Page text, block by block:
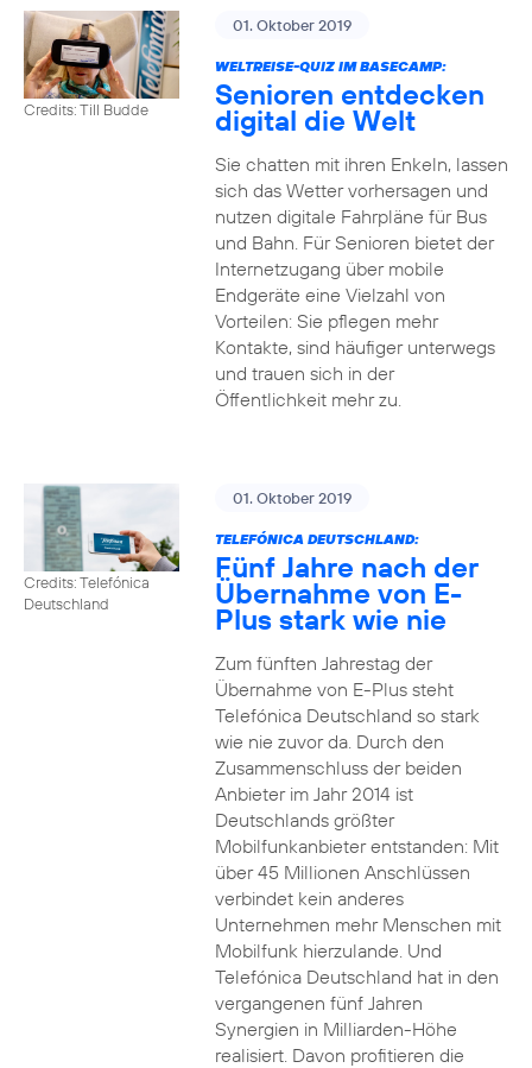
Credits: Till Budde
01. Oktober 2019
WELTREISE-QUIZ IM BASECAMP:
Senioren entdecken
digital die Welt
Sie chatten mit ihren Enkeln, lassen
sich das Wetter vorhersagen und
nutzen digitale Fahrpläne für Bus
und Bahn. Für Senioren bietet der
Internetzugang über mobile
Endgeräte eine Vielzahl von
Vorteilen: Sie pflegen mehr
Kontakte, sind häufiger unterwegs
und trauen sich in der
Öffentlichkeit mehr zu.
Credits: Telefónica
Deutschland
01. Oktober 2019
TELEFÓNICA DEUTSCHLAND:
Fünf Jahre nach der
Übernahme von E-
Plus stark wie nie
Zum fünften Jahrestag der
Übernahme von E-Plus steht
Telefónica Deutschland so stark
wie nie zuvor da. Durch den
Zusammenschluss der beiden
Anbieter im Jahr 2014 ist
Deutschlands größter
Mobilfunkanbieter entstanden: Mit
über 45 Millionen Anschlüssen
verbindet kein anderes
Unternehmen mehr Menschen mit
Mobilfunk hierzulande. Und
Telefónica Deutschland hat in den
vergangenen fünf Jahren
Synergien in Milliarden-Höhe
realisiert. Davon profitieren die